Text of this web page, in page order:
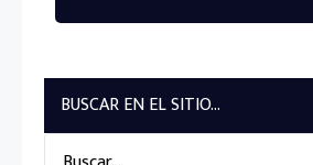
BUSCAR EN EL SITIO...